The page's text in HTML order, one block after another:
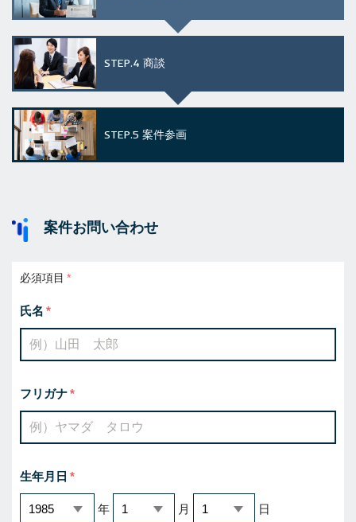
STEP.4 商談
STEP.5 案件参画
案件お問い合わせ
必須項目
氏名
フリガナ
生年月日
年 月 日